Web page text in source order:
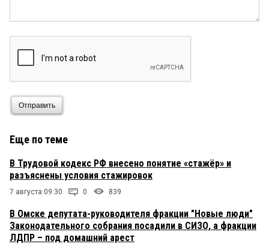
Опять начали борьбу за то, чтобы не было
богатых. В комиссиях наверняка будет по три
позднее.
Отправить
Еще по теме
В Трудовой кодекс РФ внесено понятие «стажёр» и
разъяснены условия стажировок
7 августа 09:30 0 839
В Омске депутата-руководителя фракции "Новые люди"
Законодательного собрания посадили в СИЗО, а фракции
ЛДПР – под домашний арест